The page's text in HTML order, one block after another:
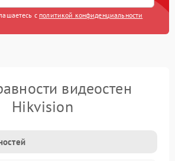
с политикой конфиденциальности
видеостен
Hikvision